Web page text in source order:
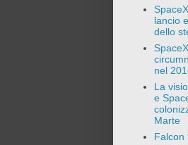
lancio
dello
nel
La
e
Marte
Falcon